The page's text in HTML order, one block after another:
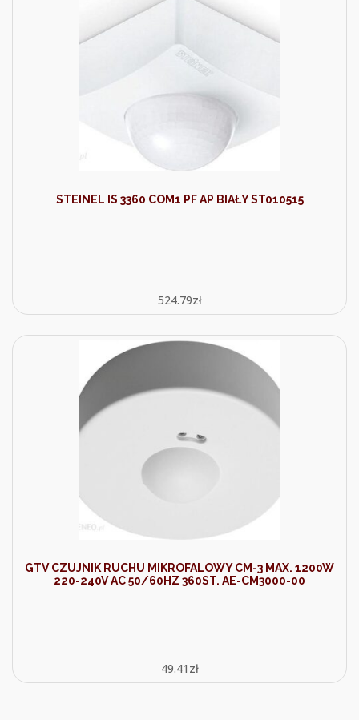
STEINEL IS 3360 COM1 PF AP BIAŁY ST010515
524.79zł
GTV CZUJNIK RUCHU MIKROFALOWY CM-3 MAX. 1200W
220-240V AC 50/60HZ 360ST. AE-CM3000-00
49.41 zł